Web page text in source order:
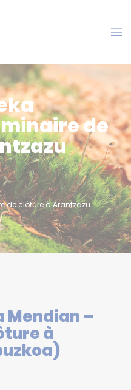
de
de clôture à Arantzazu
Mendian –
à